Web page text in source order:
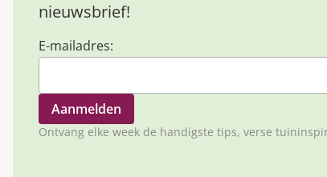
nieuwsbrief!
E-mailadres:
Ontvang elke week de handigste tips, verse